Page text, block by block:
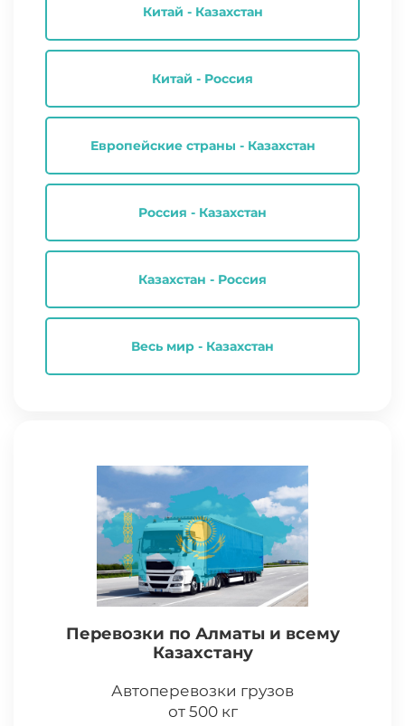
Китай - Казахстан
Китай - Россия
Европейские страны - Казахстан
Россия - Казахстан
Казахстан - Россия
Весь мир - Казахстан
Перевозки по Алматы и всему
Казахстану
Автоперевозки грузов
от 500 кг